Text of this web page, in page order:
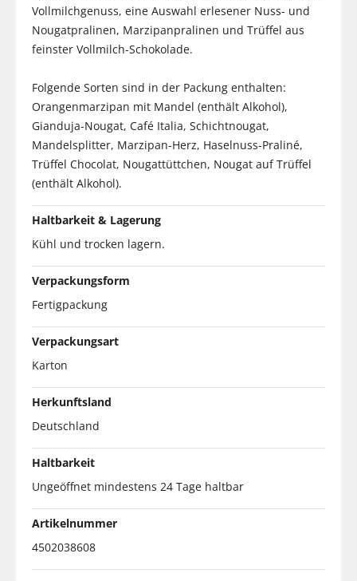
Vollmilchgenuss, eine Auswahl erlesener Nuss- und
Nougatpralinen, Marzipanpralinen und Trüffel aus
feinster Vollmilch-Schokolade.
Folgende Sorten sind in der Packung enthalten:
Orangenmarzipan mit Mandel (enthält Alkohol),
Gianduja-Nougat, Café Italia, Schichtnougat,
Mandelsplitter, Marzipan-Herz, Haselnuss-Praliné,
Trüffel Chocolat, Nougattüttchen, Nougat auf Trüffel
(enthält Alkohol).
Haltbarkeit & Lagerung
Kühl und trocken lagern.
Verpackungsform
Fertigpackung
Verpackungsart
Karton
Herkunftsland
Deutschland
Haltbarkeit
Ungeöffnet mindestens 24 Tage haltbar
Artikelnummer
4502038608